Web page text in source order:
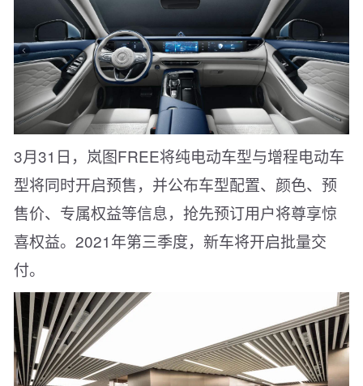
3月31日，岚图FREE将纯电动车型与增程电动车
型将同时开启预售，并公布车型配置、颜色、预
售价、专属权益等信息，抢先预订用户将尊享惊
喜权益。2021年第三季度，新车将开启批量交
付。